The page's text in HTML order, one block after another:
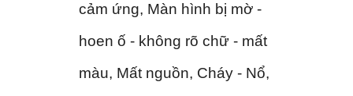
cảm ứng, Màn hình bị mờ -
hoen ố - không rõ chữ - mất
màu, Mất nguồn, Cháy - Nổ,